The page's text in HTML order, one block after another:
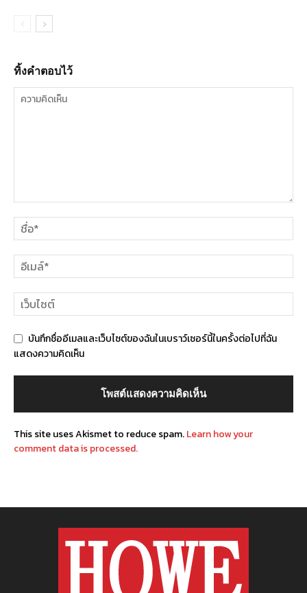
ทิ้งคำตอบไว้
บันทึกชื่ออีเมลและเว็บไซต์ของฉันในเบราว์เซอร์นี้ในครั้งต่อไปที่ฉัน
แสดงความคิดเห็น
This site uses Akismet to reduce spam.Learn how your
comment data is processed.